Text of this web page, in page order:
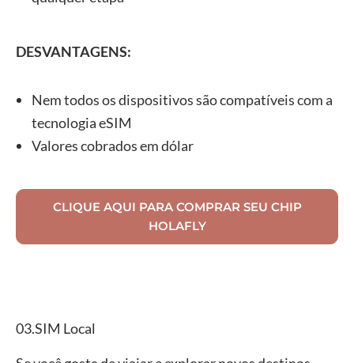
DESVANTAGENS:
Nem todos os dispositivos são compatíveis com a
tecnologia eSIM
Valores cobrados em dólar
CLIQUE AQUI PARA COMPRAR SEU CHIP
HOLAFLY
03.SIM Local